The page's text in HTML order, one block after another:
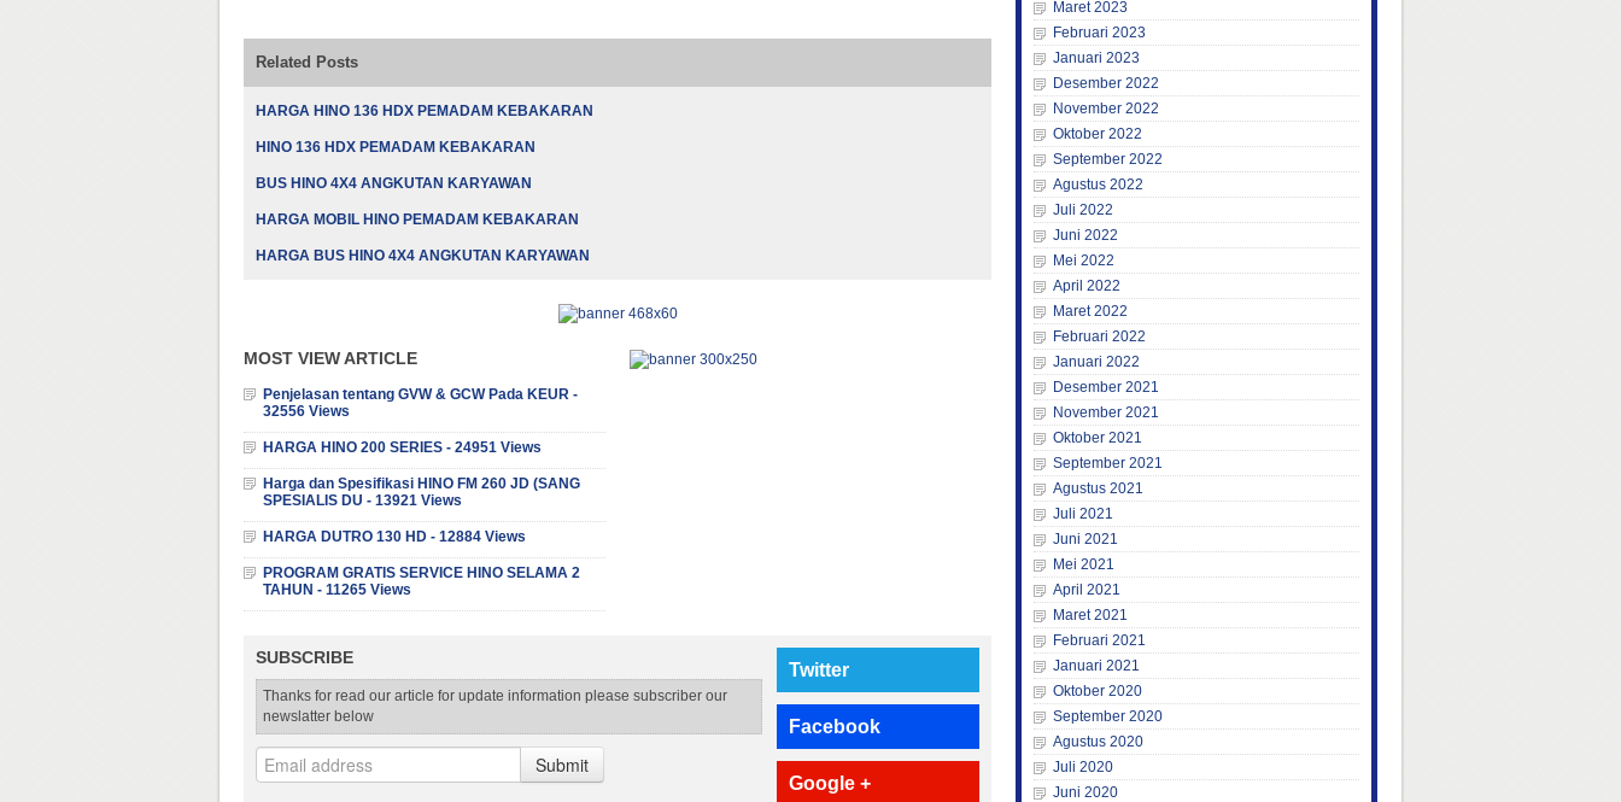
Related Posts
HARGA HINO 136 HDX PEMADAM KEBAKARAN
HINO 136 HDX PEMADAM KEBAKARAN
BUS HINO 4X4 ANGKUTAN KARYAWAN
HARGA MOBIL HINO PEMADAM KEBAKARAN
HARGA BUS HINO 4X4 ANGKUTAN KARYAWAN
MOST VIEW ARTICLE
Penjelasan tentang GVW & GCW Pada KEUR -
32556 Views
HARGA HINO 200 SERIES - 24951 Views
Harga dan Spesifikasi HINO FM 260 JD (SANG
SPESIALIS DU - 13921 Views
HARGA DUTRO 130 HD - 12884 Views
PROGRAM GRATIS SERVICE HINO SELAMA 2
TAHUN - 11265 Views
SUBSCRIBE
Thanks for read our article for update information please subscriber our
newslatter below
Submit
Twitter
Facebook
Google +
Maret 2023
Februari 2023
Januari 2023
Desember 2022
November 2022
Oktober 2022
September 2022
Agustus 2022
Juli 2022
Juni 2022
Mei 2022
April 2022
Maret 2022
Februari 2022
Januari 2022
Desember 2021
November 2021
Oktober 2021
September 2021
Agustus 2021
Juli 2021
Juni 2021
Mei 2021
April 2021
Maret 2021
Februari 2021
Januari 2021
Oktober 2020
September 2020
Agustus 2020
Juli 2020
Juni 2020